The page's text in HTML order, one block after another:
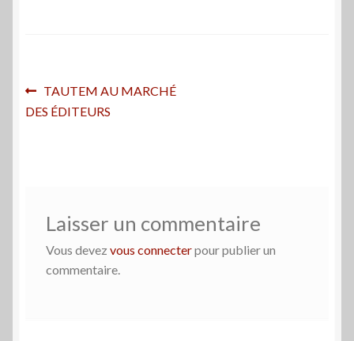
Navigation
de
Article
précédent :
TAUTEM AU MARCHÉ
DES ÉDITEURS
Laisser un commentaire
Vous devez vous connecterpour publier un
commentaire.